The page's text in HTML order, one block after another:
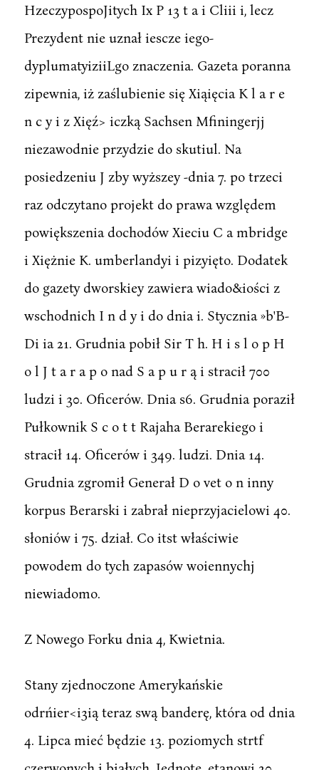
HzeczypospoJitych Ix P 13 t a i Cliii i, lecz
Prezydent nie uznał iescze iego-
dyplumatyiziiLgo znaczenia. Gazeta poranna
zipewnia, iż zaślubienie się Xiąięcia K l a r e
n c y i z Xięź> iczką Sachsen Mfiningerjj
niezawodnie przydzie do skutiul. Na
posiedzeniu J zby wyższey -dnia 7. po trzeci
raz odczytano projekt do prawa względem
powiększenia dochodów Xieciu C a mbridge
i Xiężnie K. umberlandyi i pizyięto. Dodatek
do gazety dworskiey zawiera wiado&iości z
wschodnich I n d y i do dnia i. Stycznia »b'B-
Di ia 21. Grudnia pobił Sir T h. H i s l o p H
o l J t a r a p o nad S a p u r ą i stracił 700
ludzi i 30. Oficerów. Dnia s6. Grudnia poraził
Pułkownik S c o t t Rajaha Berarekiego i
stracił 14. Oficerów i 349. ludzi. Dnia 14.
Grudnia zgromił Generał D o vet o n inny
korpus Berarski i zabrał nieprzyjacielowi 40.
słoniów i 75. dział. Co itst właściwie
powodem do tych zapasów woiennychj
niewiadomo.
Z Nowego Forku dnia 4, Kwietnia.
Stany zjednoczone Amerykańskie
odrńier<i3ią teraz swą banderę, która od dnia
4. Lipca mieć będzie 13. poziomych strtf